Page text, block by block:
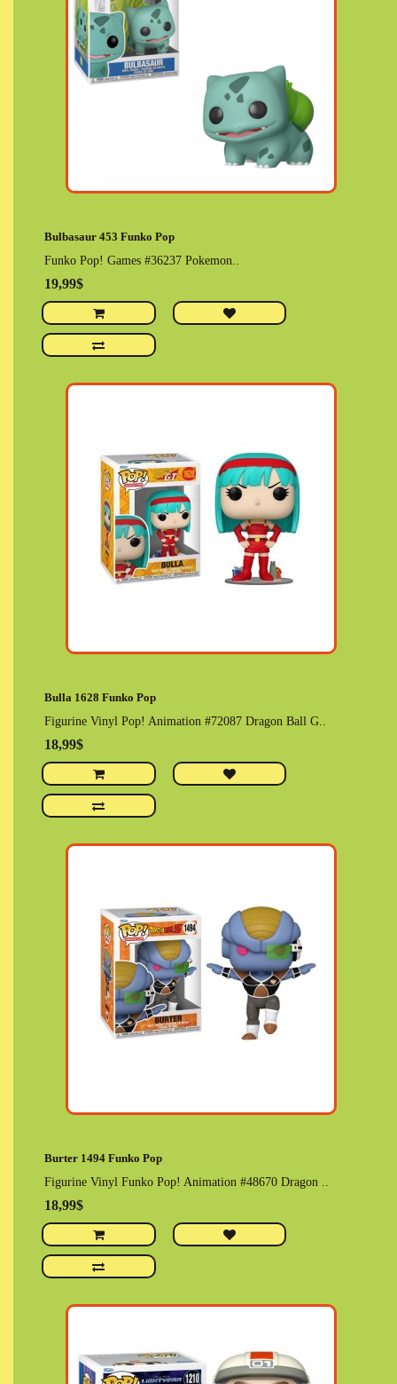
Bulbasaur 453 Funko Pop
Funko Pop! Games #36237 Pokemon..
19,99$
Bulla 1628 Funko Pop
Figurine Vinyl Pop! Animation #72087 Dragon Ball G..
18,99$
Burter 1494 Funko Pop
Figurine Vinyl Funko Pop! Animation #48670 Dragon ..
18,99$